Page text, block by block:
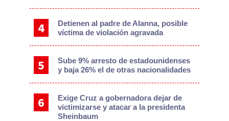
Detienen al padre de Alanna, posible
víctima de violación agravada
Sube 9% arresto de estadounidenses
y baja 26% el de otras nacionalidades
Exige Cruz a gobernadora dejar de
victimizarse y atacar a la presidenta
Sheinbaum